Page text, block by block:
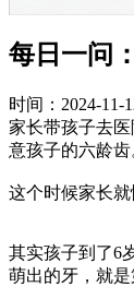
每日一问
时间：2024-11-
家长带孩子去
意孩子的六龄齿
这个时候家长就
其实孩子到了6
萌出的牙，就